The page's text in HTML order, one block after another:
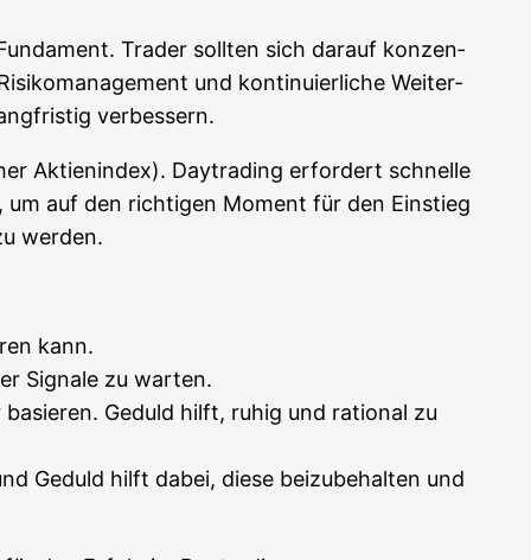
Trader soll­ten sich dar­auf kon­zen­
und kon­ti­nu­ier­li­che Wei­ter­
verbessern.
Akti­en­in­dex). Day­tra­ding erfor­dert schnel­le
auf den rich­ti­gen Moment für den Ein­stieg
werden.
kann.
Signa­le zu warten.
Geduld hilft, ruhig und ratio­nal zu
Geduld hilft dabei, die­se bei­zu­be­hal­ten und